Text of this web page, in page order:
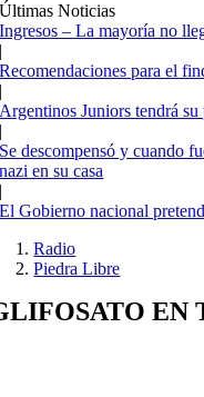
Últimas Noticias
Ingresos – La mayoría no
|
Recomendaciones para el
|
Argentinos Juniors tendrá
|
Se descompensó y cuando
nazi en su casa
|
El Gobierno nacional
Radio
Piedra Libre
EN